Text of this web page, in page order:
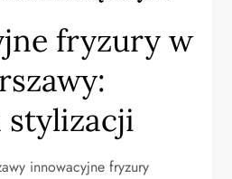
fryzury w
stylizacji
innowacyjne fryzury